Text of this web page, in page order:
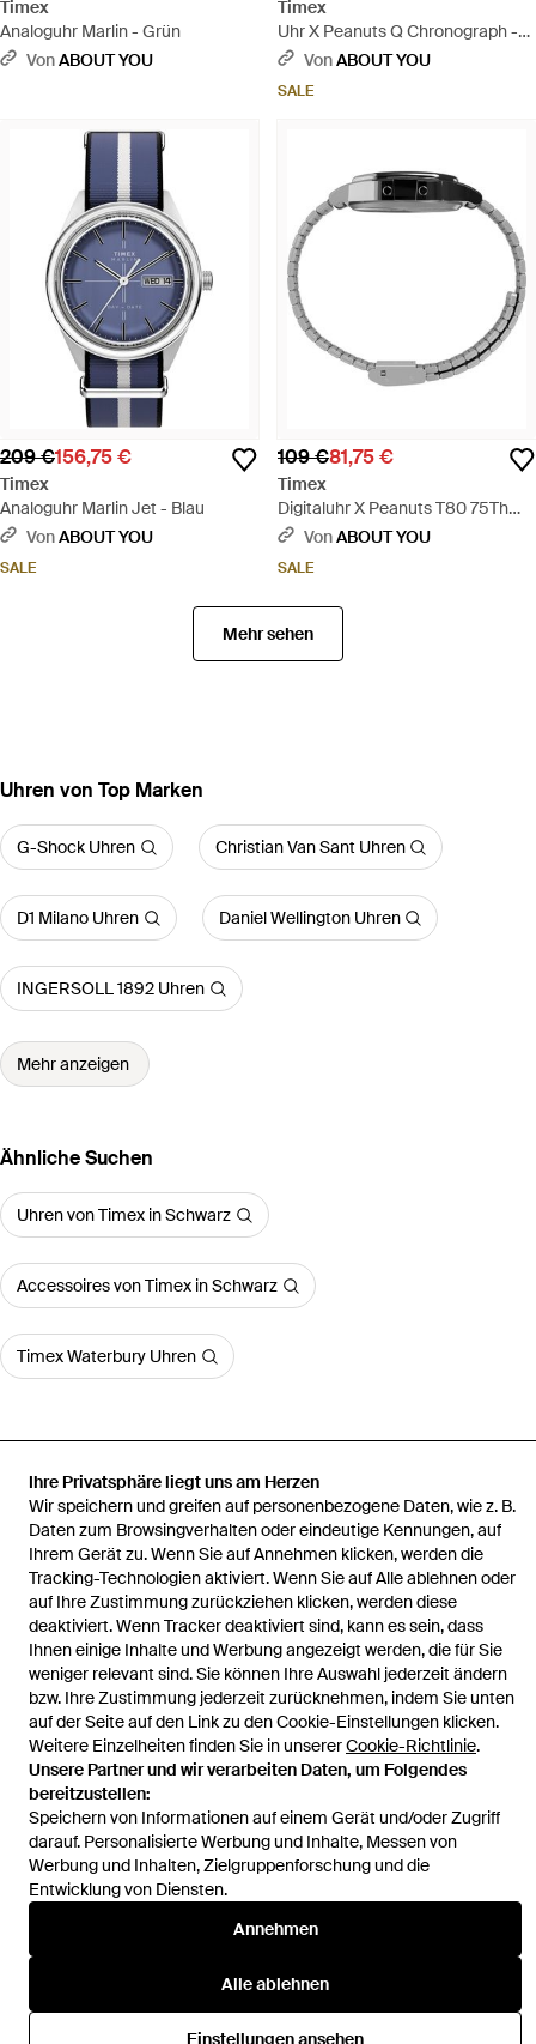
Ihre Privatsphäre liegt uns am Herzen
Wir speichern und greifen auf personenbezogene Daten, wie z. B.
Daten zum Browsingverhalten oder eindeutige Kennungen, auf
Ihrem Gerät zu. Wenn Sie auf Annehmen klicken, werden die
Tracking-Technologien aktiviert. Wenn Sie auf Alle ablehnen oder
auf Ihre Zustimmung zurückziehen klicken, werden diese
deaktiviert. Wenn Tracker deaktiviert sind, kann es sein, dass
Ihnen einige Inhalte und Werbung angezeigt werden, die für Sie
weniger relevant sind. Sie können Ihre Auswahl jederzeit ändern
bzw. Ihre Zustimmung jederzeit zurücknehmen, indem Sie unten
auf der Seite auf den Link zu den Cookie-Einstellungen klicken.
Weitere Einzelheiten finden Sie in unsererCookie-Richtlinie.
Unsere Partner und wir verarbeiten Daten, um Folgendes
bereitzustellen:
Speichern von Informationen auf einem Gerät und/oder Zugriff
darauf. Personalisierte Werbung und Inhalte, Messen von
Werbung und Inhalten, Zielgruppenforschung und die
Entwicklung von Diensten.
Annehmen
Alle ablehnen
Einstellungen ansehen
Timex
Analoguhr Marlin - Grün
VonABOUT YOU
Timex
Uhr X Peanuts Q Chronograph -
GrauVonABOUT YOU
SALE
209 €156,75 €
Timex
Analoguhr Marlin Jet - Blau
VonABOUT YOU
SALE
109 €81,75 €
Timex
Digitaluhr X Peanuts T80 75Th
Anniversary Edition - Schwarz
VonABOUT YOU
SALE
Mehr sehen
Uhren von Top Marken
G-Shock Uhren Christian Van Sant Uhren
D1 Milano Uhren Daniel Wellington Uhren
INGERSOLL 1892 Uhren
Mehr anzeigen
Ähnliche Suchen
Uhren von Timex in Schwarz
Accessoires von Timex in Schwarz
Timex Waterbury Uhren
Startseite Herren Uhren Timex Uhren
Analoguhr X Peanuts
Marlin Hand-Wound Space
Hilfe und Informationen